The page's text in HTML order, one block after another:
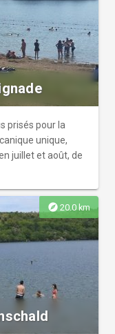
prisés pour la
unique,
juillet et août, de
explore 20.0 km